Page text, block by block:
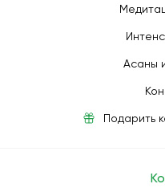
Асаны
Подарить